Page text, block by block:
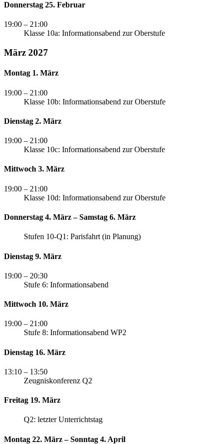
Donnerstag 25. Februar
19:00 – 21:00
Klasse 10a: Informationsabend zur Oberstufe
März 2027
Montag 1. März
19:00 – 21:00
Klasse 10b: Informationsabend zur Oberstufe
Dienstag 2. März
19:00 – 21:00
Klasse 10c: Informationsabend zur Oberstufe
Mittwoch 3. März
19:00 – 21:00
Klasse 10d: Informationsabend zur Oberstufe
Donnerstag 4. März – Samstag 6. März
Stufen 10-Q1: Parisfahrt (in Planung)
Dienstag 9. März
19:00 – 20:30
Stufe 6: Informationsabend
Mittwoch 10. März
19:00 – 21:00
Stufe 8: Informationsabend WP2
Dienstag 16. März
13:10 – 13:50
Zeugniskonferenz Q2
Freitag 19. März
Q2: letzter Unterrichtstag
Montag 22. März – Sonntag 4. April